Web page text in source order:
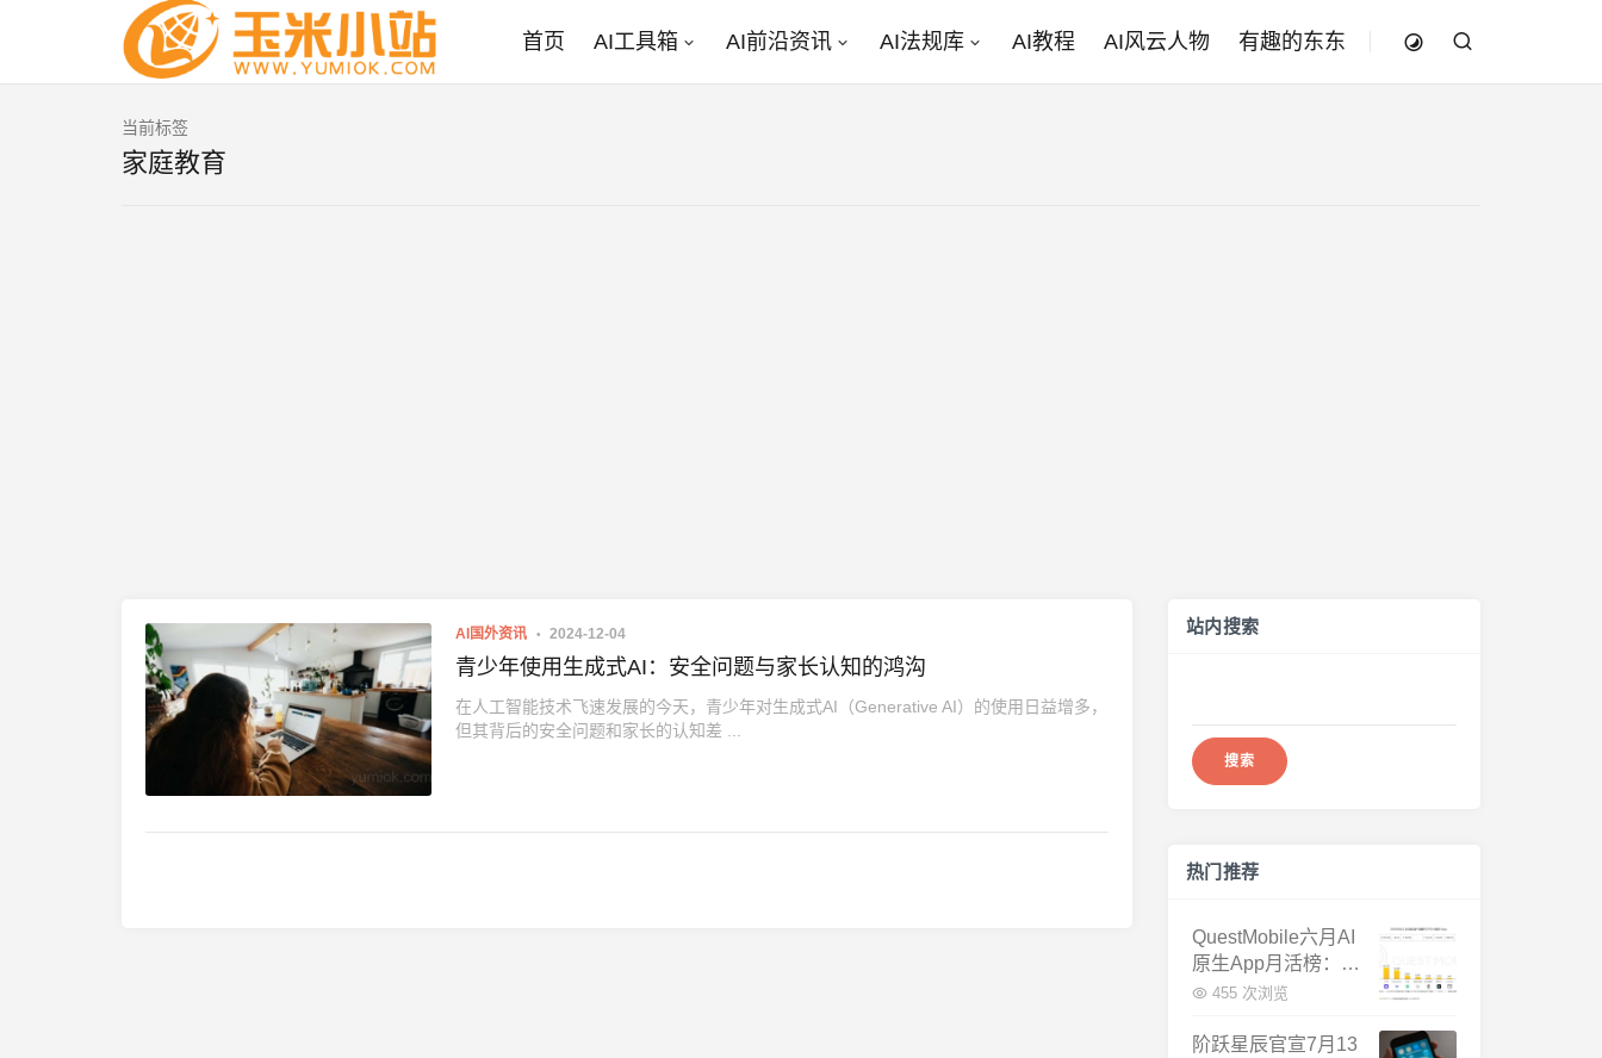
首页 AI工具箱 AI前沿资讯 AI法规库 AI教程 AI风云人物 有趣的东东
当前标签
家庭教育
AI国外资讯 2024-12-04
青少年使用生成式AI：安全问题与家长认知的鸿沟
在人工智能技术飞速发展的今天，青少年对生成式AI（Generative AI）的使用日益增多，
但其背后的安全问题和家长的认知差 ...
站内搜索
热门推荐
QuestMobile六月AI
原生App月活榜：豆
包3.8亿断层第一，
倍
455 次浏览
阶跃星辰官宣7月13